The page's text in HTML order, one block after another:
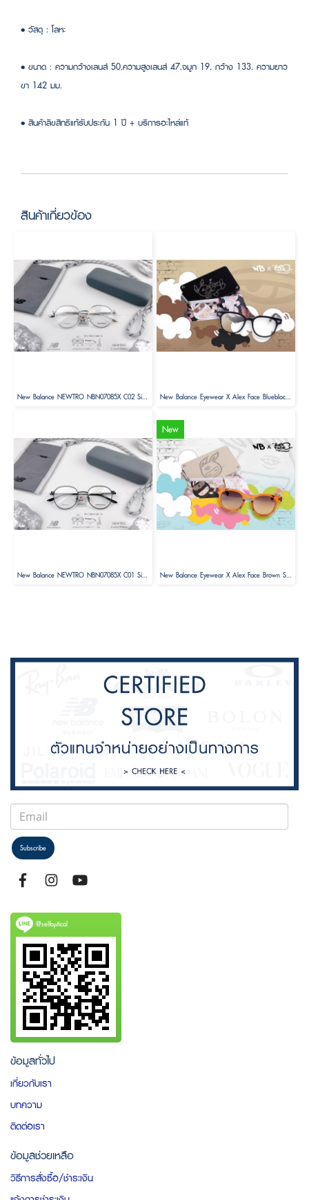
• วัสดุ : โลหะ
• ขนาด : ความกว้างเลนส์ 50,ความสูงเลนส์ 47,จมูก 19, กว้าง 133, ความยาว
ขา 142 มม.
• สินค้าลิขสิทธิแท้รับประกัน 1 ปี + บริการอะไหล่แท้
สินค้าเกี่ยวข้อง
New Balance NEWTRO NBN07085X C02 Size 52 ( Limited Edition ) New Balance Eyewear X Alex Face Blueblock Glasses Limited Edition
New Balance NEWTRO NBN07085X C01 Size 52 ( Limited Edition )
New
New Balance Eyewear X Alex Face Brown Sunglasses Limited Edition
Subscribe
@selfoptical
ข้อมูลทั่วไป
เกี่ยวกับเรา
บทความ
ติดต่อเรา
ข้อมูลช่วยเหลือ
วิธีการสั่งซื้อ/ชำระเงิน